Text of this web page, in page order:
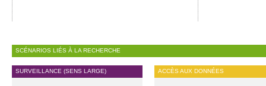
SCÉNARIOS LIÉS À LA RECHERCHE
SURVEILLANCE (SENS LARGE) ACCÈS AUX DONNÉES